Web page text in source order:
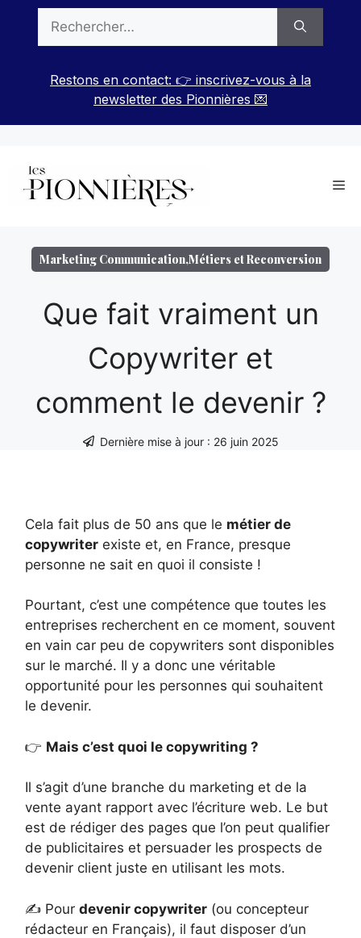
contenu
Restons en contact: 👉 inscrivez-vous à la
newsletter des Pionnières 💌
Marketing Communication,Métiers et Reconversion
Que fait vraiment un
Copywriter et
comment le devenir ?
Dernière mise à jour : 26 juin 2025
Cela fait plus de 50 ans que le métier de
copywriter existe et, en France, presque
personne ne sait en quoi il consiste !
Pourtant, c’est une compétence que toutes les
entreprises recherchent en ce moment, souvent
en vain car peu de copywriters sont disponibles
sur le marché. Il y a donc une véritable
opportunité pour les personnes qui souhaitent
le devenir.
👉 Mais c’est quoi le copywriting ?
Il s’agit d’une branche du marketing et de la
vente ayant rapport avec l’écriture web. Le but
est de rédiger des pages que l’on peut qualifier
de publicitaires et persuader les prospects de
devenir client juste en utilisant les mots.
✍ Pour devenir copywriter (ou concepteur
rédacteur en Français), il faut disposer d’un